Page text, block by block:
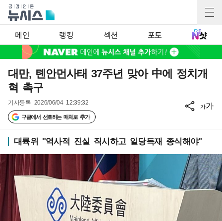
메인 랭킹 섹션 포토
대만, 톈안먼사태 37주년 맞아 中에 정치개
혁 촉구
기사등록 2026/06/04 12:39:32
구글에서 선호하는 매체로 추가
가가
대륙위 "역사적 진실 직시하고 일당독재 종식해야"